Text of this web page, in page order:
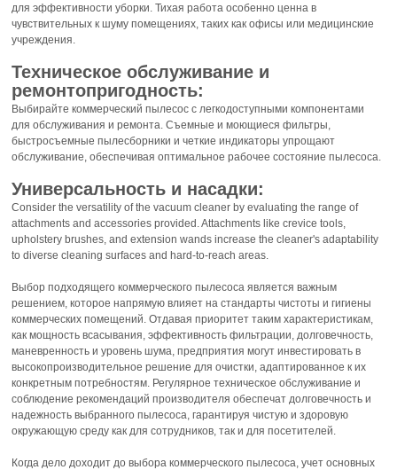
для эффективности уборки. Тихая работа особенно ценна в
чувствительных к шуму помещениях, таких как офисы или медицинские
учреждения.
Техническое обслуживание и
ремонтопригодность:
Выбирайте коммерческий пылесос с легкодоступными компонентами
для обслуживания и ремонта. Съемные и моющиеся фильтры,
быстросъемные пылесборники и четкие индикаторы упрощают
обслуживание, обеспечивая оптимальное рабочее состояние пылесоса.
Универсальность и насадки:
Consider the versatility of the vacuum cleaner by evaluating the range of
attachments and accessories provided. Attachments like crevice tools,
upholstery brushes, and extension wands increase the cleaner's adaptability
to diverse cleaning surfaces and hard-to-reach areas.
Выбор подходящего коммерческого пылесоса является важным
решением, которое напрямую влияет на стандарты чистоты и гигиены
коммерческих помещений. Отдавая приоритет таким характеристикам,
как мощность всасывания, эффективность фильтрации, долговечность,
маневренность и уровень шума, предприятия могут инвестировать в
высокопроизводительное решение для очистки, адаптированное к их
конкретным потребностям. Регулярное техническое обслуживание и
соблюдение рекомендаций производителя обеспечат долговечность и
надежность выбранного пылесоса, гарантируя чистую и здоровую
окружающую среду как для сотрудников, так и для посетителей.
Когда дело доходит до выбора коммерческого пылесоса, учет основных